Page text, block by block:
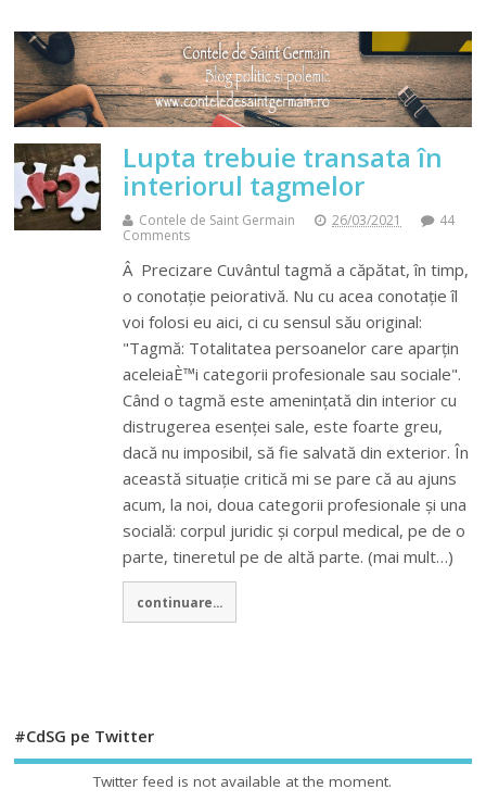
Lupta trebuie transata în
interiorul tagmelor
Contele de Saint Germain 26/03/2021
44
Comments
Â Precizare Cuvântul tagmă a căpătat, în timp,
o conotație peiorativă. Nu cu acea conotație îl
voi folosi eu aici, ci cu sensul său original:
"Tagmă: Totalitatea persoanelor care aparțin
aceleiaÈ™i categorii profesionale sau sociale".
Când o tagmă este amenințată din interior cu
distrugerea esenței sale, este foarte greu,
dacă nu imposibil, să fie salvată din exterior. În
această situație critică mi se pare că au ajuns
acum, la noi, doua categorii profesionale și una
socială: corpul juridic și corpul medical, pe de o
parte, tineretul pe de altă parte. (mai mult…)
continuare...
#CdSG pe Twitter
Twitter feed is not available at the moment.